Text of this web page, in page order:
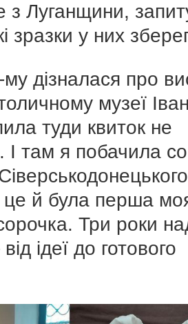
з Луганщини,
зразки у них
дізналася про
музеї
туди квиток не
там я побачила
це й була перша
Три роки
ідеї до готового